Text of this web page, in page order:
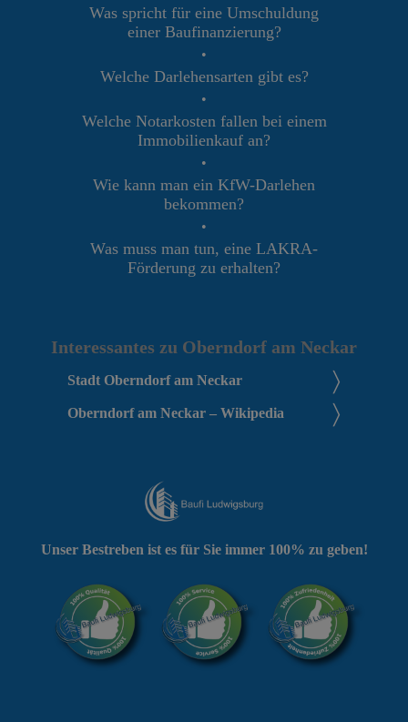
Was spricht für eine Umschuldung
einer Baufinanzierung?
•
Welche Darlehensarten gibt es?
•
Welche Notarkosten fallen bei einem
Immobilienkauf an?
•
Wie kann man ein KfW-Darlehen
bekommen?
•
Was muss man tun, eine LAKRA-
Förderung zu erhalten?
Interessantes zu Oberndorf am Neckar
Stadt Oberndorf am Neckar
Oberndorf am Neckar – Wikipedia
Unser Bestreben ist es für Sie immer 100% zu geben!